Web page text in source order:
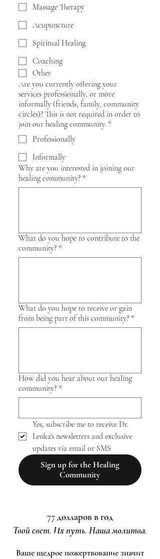
Massage Therapy
Acupuncture
Spiritual Healing
Coaching
Other
Are you currently offering your
services professionally, or more
informally (friends, family, community
circles)? This is not required in order to
join our healing community. *
Professionally
Informally
Why are you interested in joining our
healing community? *
What do you hope to contribute to the
community? *
What do you hope to receive or gain
from being part of this community? *
How did you hear about our healing
community? *
Yes, subscribe me to receive Dr.
Lenka's newsletters and exclusive
updates via email or SMS
Sign up for the Healing
Community
77 долларов в год
Твой свет. Их путь. Наша молитва.
Ваше щедрое пожертвование значит